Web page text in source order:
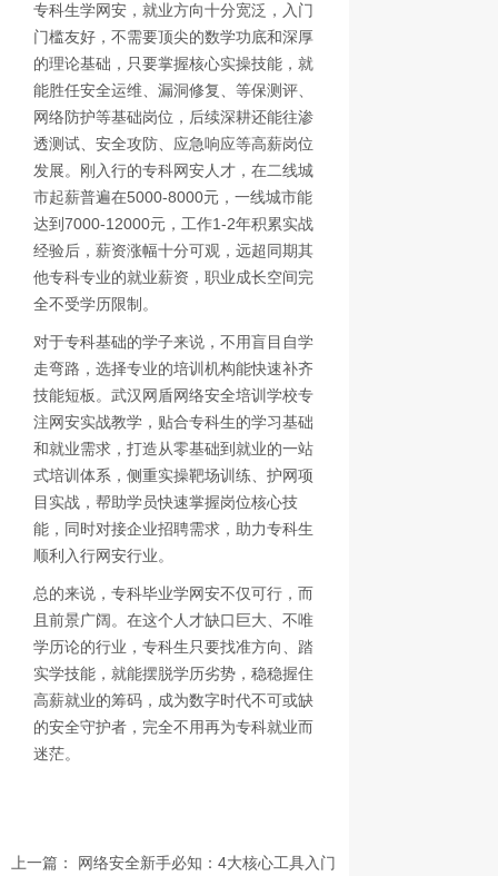
专科生学网安，就业方向十分宽泛，入门
门槛友好，不需要顶尖的数学功底和深厚
的理论基础，只要掌握核心实操技能，就
能胜任安全运维、漏洞修复、等保测评、
网络防护等基础岗位，后续深耕还能往渗
透测试、安全攻防、应急响应等高薪岗位
发展。刚入行的专科网安人才，在二线城
市起薪普遍在5000-8000元，一线城市能
达到7000-12000元，工作1-2年积累实战
经验后，薪资涨幅十分可观，远超同期其
他专科专业的就业薪资，职业成长空间完
全不受学历限制。
对于专科基础的学子来说，不用盲目自学
走弯路，选择专业的培训机构能快速补齐
技能短板。武汉网盾网络安全培训学校专
注网安实战教学，贴合专科生的学习基础
和就业需求，打造从零基础到就业的一站
式培训体系，侧重实操靶场训练、护网项
目实战，帮助学员快速掌握岗位核心技
能，同时对接企业招聘需求，助力专科生
顺利入行网安行业。
总的来说，专科毕业学网安不仅可行，而
且前景广阔。在这个人才缺口巨大、不唯
学历论的行业，专科生只要找准方向、踏
实学技能，就能摆脱学历劣势，稳稳握住
高薪就业的筹码，成为数字时代不可或缺
的安全守护者，完全不用再为专科就业而
迷茫。
上一篇： 网络安全新手必知：4大核心工具入门